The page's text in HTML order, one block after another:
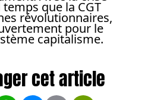
que la CGT
révolutionnaires,
pour le
capitalisme.